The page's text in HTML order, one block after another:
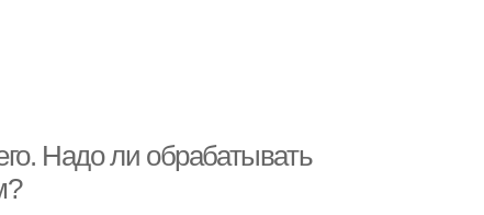
Надо ли обрабатывать